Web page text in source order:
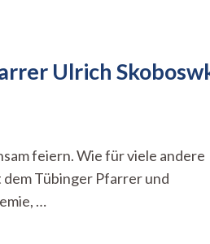
Ulrich
feiern. Wie für viele andere
Tübinger Pfarrer und
…